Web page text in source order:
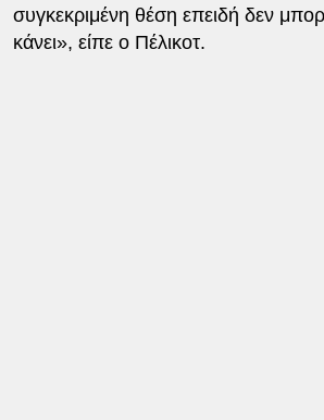
συγκεκριμένη θέση επειδή δεν
κάνει», είπε ο Πέλικοτ.